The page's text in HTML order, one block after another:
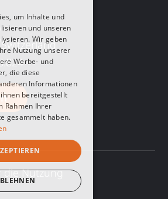
Switzerland
die Nutzung
GERMAN
um Inhalte und
und unseren
Wir geben
Nutzung unserer
Werbe- und
die diese
Informationen
bereitgestellt
Rahmen Ihrer
gesammelt haben.